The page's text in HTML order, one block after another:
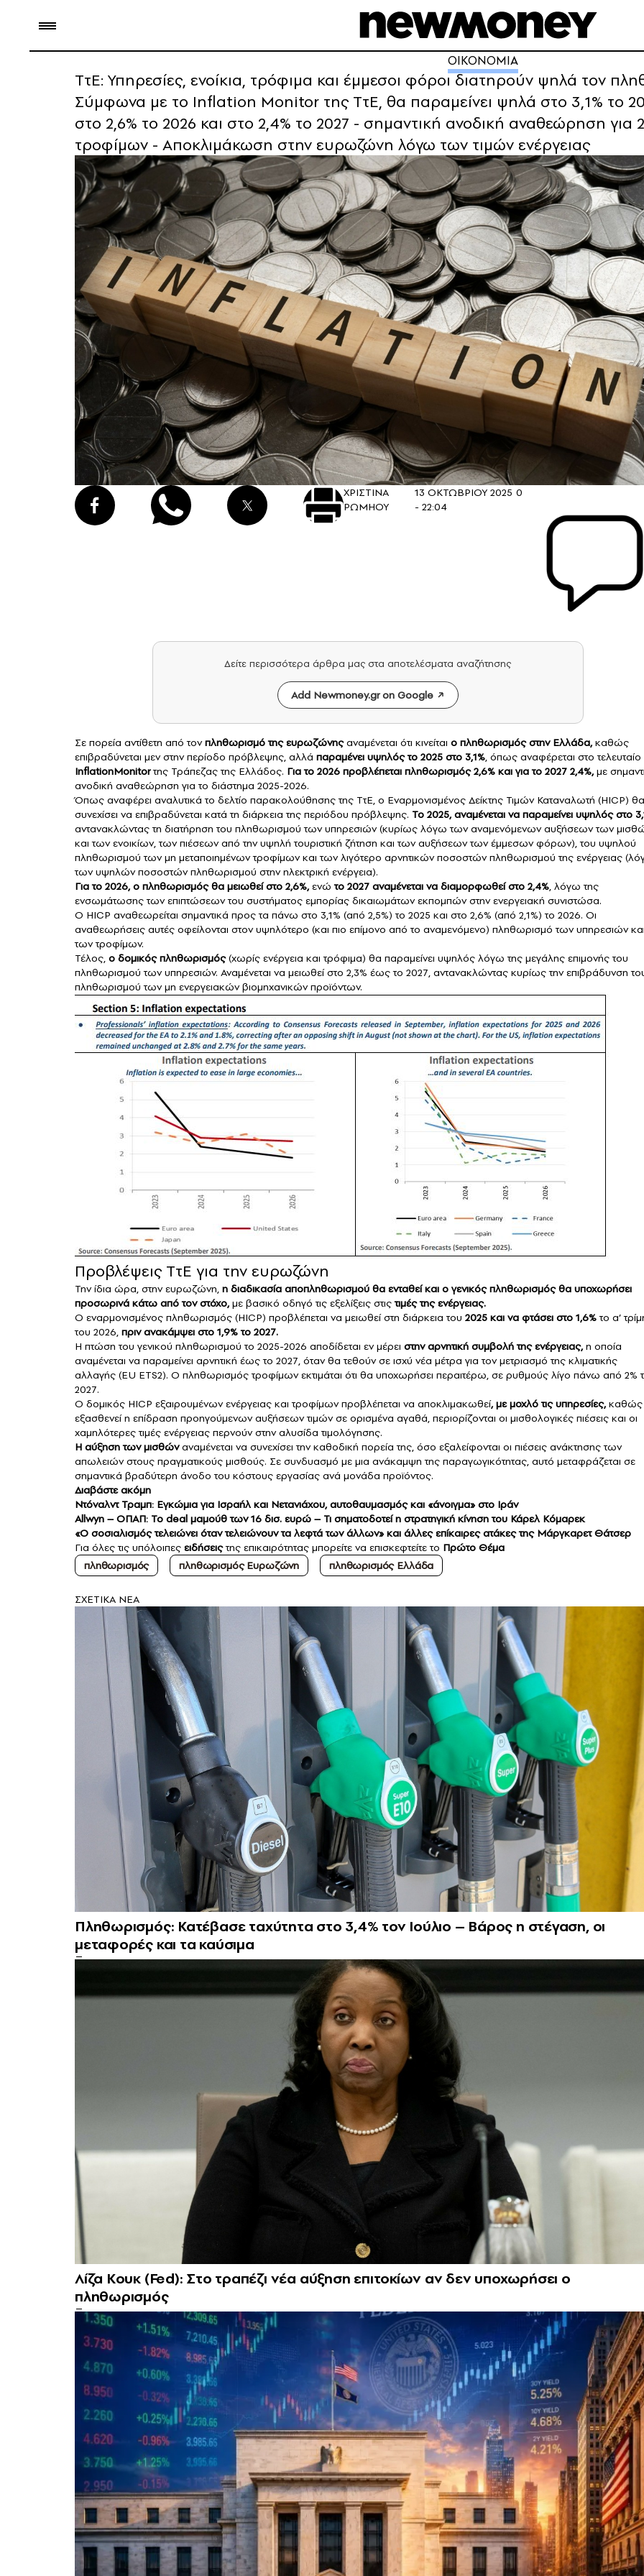
ΟΙΚΟΝΟΜΙΑ
ΤτΕ: Υπηρεσίες, ενοίκια, τρόφιμα και έμμεσοι φόροι διατηρούν ψηλά τον
Σύμφωνα με το Inflation Monitor της ΤτΕ, θα παραμείνει ψηλά στο 3,1% το
στο 2,6% το 2026 και στο 2,4% το 2027 - σημαντική ανοδική αναθεώρηση
τροφίμων - Αποκλιμάκωση στην ευρωζώνη λόγω των τιμών ενέργειας
ΧΡΙΣΤΙΝΑ
ΡΩΜΗΟΥ
13 ΟΚΤΩΒΡΙΟΥ 2025
- 22:04
0
Δείτε περισσότερα άρθρα μας στα αποτελέσματα αναζήτησης
Add Newmoney.gr on Google
Σε πορεία αντίθετη από τονπληθωρισμό της ευρωζώνηςαναμένεται ότι κινείται ο πληθωρισμός στην Ελλάδα,καθώς
επιβραδύνεται μεν στην περίοδο πρόβλεψης, αλλά παραμένει υψηλός το 2025 στο 3,1%, όπως αναφέρεται στο τελευταίο
InflationMonitorτης Τράπεζας της Ελλάδος. Για το 2026 προβλέπεται πληθωρισμός 2,6% και για το 2027 2,4%,με
ανοδική αναθεώρηση για το διάστημα 2025-2026.
Όπως αναφέρει αναλυτικά το δελτίο παρακολούθησης της ΤτΕ, ο Εναρμονισμένος Δείκτης Τιμών Καταναλωτή (HICP) θα
συνεχίσει να επιβραδύνεται κατά τη διάρκεια της περιόδου πρόβλεψης. Το 2025, αναμένεται να παραμείνει υψηλός στο
αντανακλώντας τη διατήρηση του πληθωρισμού των υπηρεσιών (κυρίως λόγω των αναμενόμενων αυξήσεων των
και των ενοικίων, των πιέσεων από την υψηλή τουριστική ζήτηση και των αυξήσεων των έμμεσων φόρων), του υψηλού
πληθωρισμού των μη μεταποιημένων τροφίμων και των λιγότερο αρνητικών ποσοστών πληθωρισμού της ενέργειας
των υψηλών ποσοστών πληθωρισμού στην ηλεκτρική ενέργεια).
Για το 2026, ο πληθωρισμός θα μειωθεί στο 2,6%,ενώτο 2027 αναμένεται να διαμορφωθεί στο 2,4%, λόγω της
ενσωμάτωσης των επιπτώσεων του συστήματος εμπορίας δικαιωμάτων εκπομπών στην ενεργειακή συνιστώσα.
Ο HICP αναθεωρείται σημαντικά προς τα πάνω στο 3,1% (από 2,5%) το 2025 και στο 2,6% (από 2,1%) το 2026. Οι
αναθεωρήσεις αυτές οφείλονται στον υψηλότερο (και πιο επίμονο από το αναμενόμενο) πληθωρισμό των υπηρεσιών και
των τροφίμων.
Τέλος, ο δομικός πληθωρισμός(χωρίς ενέργεια και τρόφιμα) θα παραμείνει υψηλός λόγω της μεγάλης επιμονής του
πληθωρισμού των υπηρεσιών. Αναμένεται να μειωθεί στο 2,3% έως το 2027, αντανακλώντας κυρίως την επιβράδυνση
πληθωρισμού των μη ενεργειακών βιομηχανικών προϊόντων.
Προβλέψεις ΤτΕ για την ευρωζώνη
Την ίδια ώρα, στην ευρωζώνη, η διαδικασία αποπληθωρισμού θα ενταθεί και ο γενικός πληθωρισμός θα υποχωρήσει
προσωρινά κάτω από τον στόχο,με βασικό οδηγό τις εξελίξεις στιςτιμές της ενέργειας.
Ο εναρμονισμένος πληθωρισμός (HICP) προβλέπεται να μειωθεί στη διάρκεια του 2025 και να φτάσει στο 1,6%το α’
του 2026, πριν ανακάμψει στο 1,9% το 2027.
Η πτώση του γενικού πληθωρισμού το 2025-2026 αποδίδεται εν μέρει στην αρνητική συμβολή της ενέργειας,η οποία
αναμένεται να παραμείνει αρνητική έως το 2027, όταν θα τεθούν σε ισχύ νέα μέτρα για τον μετριασμό της κλιματικής
αλλαγής (EU ETS2). Ο πληθωρισμός τροφίμων εκτιμάται ότι θα υποχωρήσει περαιτέρω, σε ρυθμούς λίγο πάνω από 2%
2027.
Ο δομικός HICP εξαιρουμένων ενέργειας και τροφίμων προβλέπεται να αποκλιμακωθεί, με μοχλό τις υπηρεσίες,καθώς
εξασθενεί η επίδραση προηγούμενων αυξήσεων τιμών σε ορισμένα αγαθά, περιορίζονται οι μισθολογικές πιέσεις και οι
χαμηλότερες τιμές ενέργειας περνούν στην αλυσίδα τιμολόγησης.
Η αύξηση των μισθώναναμένεται να συνεχίσει την καθοδική πορεία της, όσο εξαλείφονται οι πιέσεις ανάκτησης των
απωλειών στους πραγματικούς μισθούς. Σε συνδυασμό με μια ανάκαμψη της παραγωγικότητας, αυτό μεταφράζεται σε
σημαντικά βραδύτερη άνοδο του κόστους εργασίας ανά μονάδα προϊόντος.
Διαβάστε ακόμη
Ντόναλντ Τραμπ: Εγκώμια για Ισραήλ και Νετανιάχου, αυτοθαυμασμός και «άνοιγμα» στο Ιράν
Allwyn – ΟΠΑΠ: Το deal μαμούθ των 16 δισ. ευρώ – Τι σηματοδοτεί η στρατηγική κίνηση του Κάρελ Κόμαρεκ
«Ο σοσιαλισμός τελειώνει όταν τελειώνουν τα λεφτά των άλλων» και άλλες επίκαιρες ατάκες της Μάργκαρετ Θάτσερ
Για όλες τις υπόλοιπες ειδήσειςτης επικαιρότητας μπορείτε να επισκεφτείτε το Πρώτο Θέμα
πληθωρισμός
πληθωρισμός Ευρωζώνη πληθωρισμός Ελλάδα
ΣXETIKA NEA
Πληθωρισμός: Κατέβασε ταχύτητα στο 3,4% τον Ιούλιο – Βάρος η στέγαση, οι
μεταφορές και τα καύσιμα
Λίζα Κουκ (Fed): Στο τραπέζι νέα αύξηση επιτοκίων αν δεν υποχωρήσει ο
πληθωρισμός